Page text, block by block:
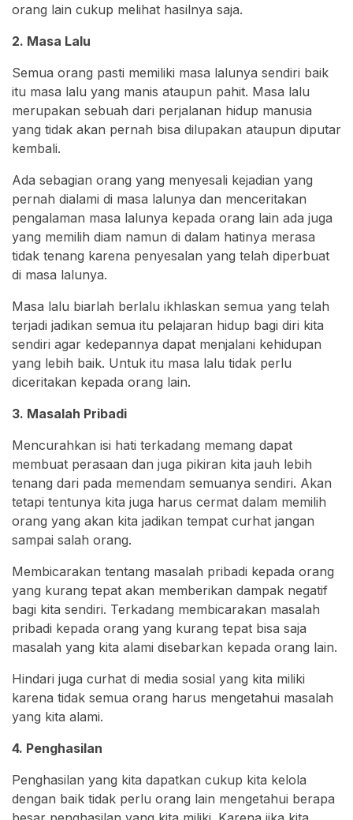
orang lain cukup melihat hasilnya saja.
2. Masa Lalu
Semua orang pasti memiliki masa lalunya sendiri baik
itu masa lalu yang manis ataupun pahit. Masa lalu
merupakan sebuah dari perjalanan hidup manusia
yang tidak akan pernah bisa dilupakan ataupun diputar
kembali.
Ada sebagian orang yang menyesali kejadian yang
pernah dialami di masa lalunya dan menceritakan
pengalaman masa lalunya kepada orang lain ada juga
yang memilih diam namun di dalam hatinya merasa
tidak tenang karena penyesalan yang telah diperbuat
di masa lalunya.
Masa lalu biarlah berlalu ikhlaskan semua yang telah
terjadi jadikan semua itu pelajaran hidup bagi diri kita
sendiri agar kedepannya dapat menjalani kehidupan
yang lebih baik. Untuk itu masa lalu tidak perlu
diceritakan kepada orang lain.
3. Masalah Pribadi
Mencurahkan isi hati terkadang memang dapat
membuat perasaan dan juga pikiran kita jauh lebih
tenang dari pada memendam semuanya sendiri. Akan
tetapi tentunya kita juga harus cermat dalam memilih
orang yang akan kita jadikan tempat curhat jangan
sampai salah orang.
Membicarakan tentang masalah pribadi kepada orang
yang kurang tepat akan memberikan dampak negatif
bagi kita sendiri. Terkadang membicarakan masalah
pribadi kepada orang yang kurang tepat bisa saja
masalah yang kita alami disebarkan kepada orang lain.
Hindari juga curhat di media sosial yang kita miliki
karena tidak semua orang harus mengetahui masalah
yang kita alami.
4. Penghasilan
Penghasilan yang kita dapatkan cukup kita kelola
dengan baik tidak perlu orang lain mengetahui berapa